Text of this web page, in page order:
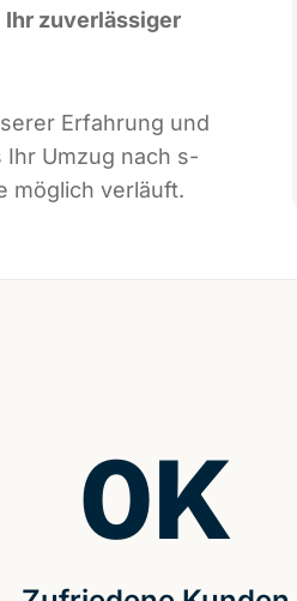
Ihr zuverlässiger
Erfahrung und
Umzug nach s-
möglich verläuft.
0K